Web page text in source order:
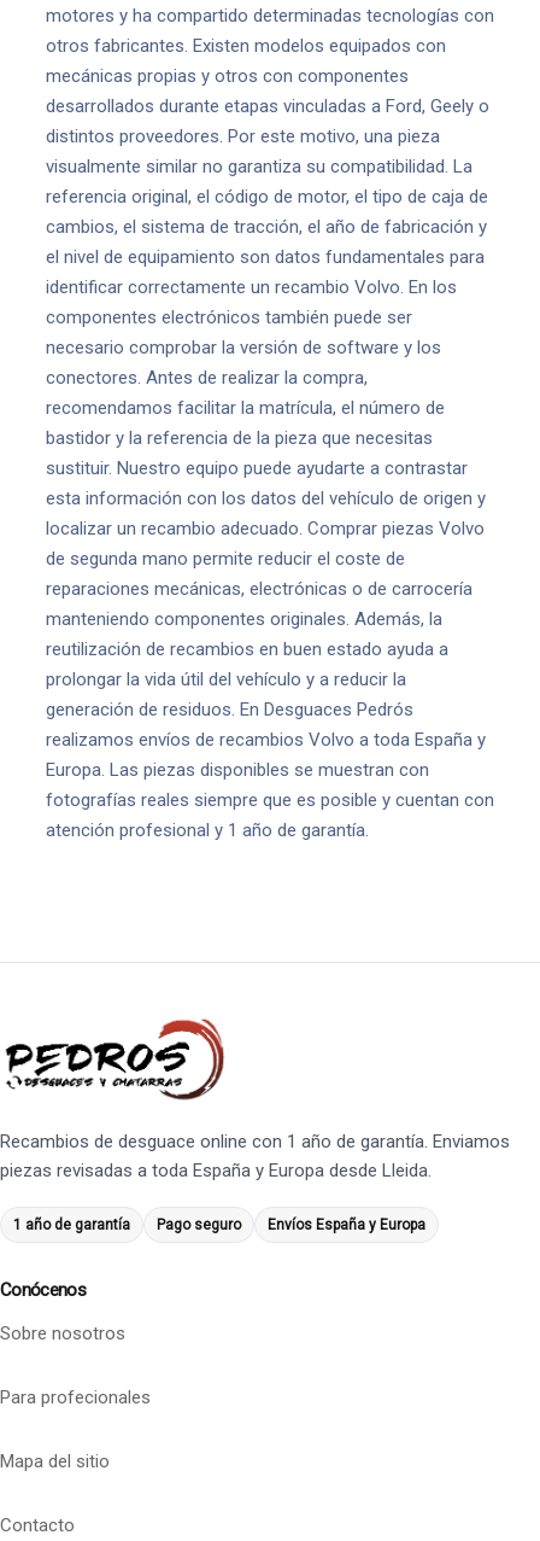
motores y ha compartido determinadas tecnologías con
otros fabricantes. Existen modelos equipados con
mecánicas propias y otros con componentes
desarrollados durante etapas vinculadas a Ford, Geely o
distintos proveedores. Por este motivo, una pieza
visualmente similar no garantiza su compatibilidad. La
referencia original, el código de motor, el tipo de caja de
cambios, el sistema de tracción, el año de fabricación y
el nivel de equipamiento son datos fundamentales para
identificar correctamente un recambio Volvo. En los
componentes electrónicos también puede ser
necesario comprobar la versión de software y los
conectores. Antes de realizar la compra,
recomendamos facilitar la matrícula, el número de
bastidor y la referencia de la pieza que necesitas
sustituir. Nuestro equipo puede ayudarte a contrastar
esta información con los datos del vehículo de origen y
localizar un recambio adecuado. Comprar piezas Volvo
de segunda mano permite reducir el coste de
reparaciones mecánicas, electrónicas o de carrocería
manteniendo componentes originales. Además, la
reutilización de recambios en buen estado ayuda a
prolongar la vida útil del vehículo y a reducir la
generación de residuos. En Desguaces Pedrós
realizamos envíos de recambios Volvo a toda España y
Europa. Las piezas disponibles se muestran con
fotografías reales siempre que es posible y cuentan con
atención profesional y 1 año de garantía.
Recambios de desguace online con 1 año de garantía. Enviamos
piezas revisadas a toda España y Europa desde Lleida.
1 año de garantía Pago seguro Envíos España y Europa
Conócenos
Sobre nosotros
Para profecionales
Mapa del sitio
Contacto